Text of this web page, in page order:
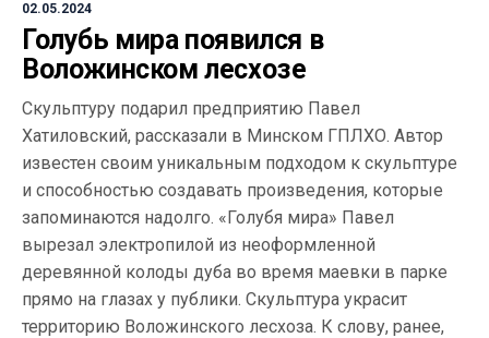
02.05.2024
Голубь мира появился в
Воложинском лесхозе
Скульптуру подарил предприятию Павел
Хатиловский, рассказали в Минском ГПЛХО. Автор
известен своим уникальным подходом к скульптуре
и способностью создавать произведения, которые
запоминаются надолго. «Голубя мира» Павел
вырезал электропилой из неоформленной
деревянной колоды дуба во время маевки в парке
прямо на глазах у публики. Скульптура украсит
территорию Воложинского лесхоза. К слову, ранее,